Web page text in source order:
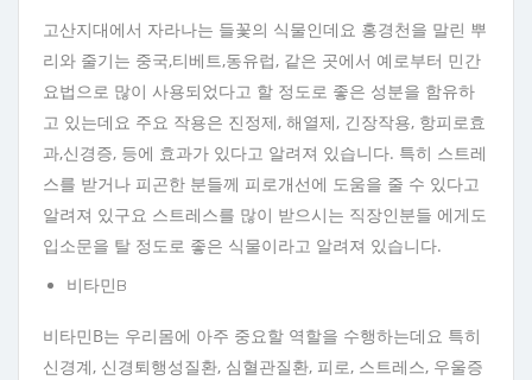
고산지대에서 자라나는 들꽃의 식물인데요 홍경천을 말린 뿌
리와 줄기는 중국,티베트,동유럽, 같은 곳에서 예로부터 민간
요법으로 많이 사용되었다고 할 정도로 좋은 성분을 함유하
고 있는데요 주요 작용은 진정제, 해열제, 긴장작용, 항피로효
과,신경증, 등에 효과가 있다고 알려져 있습니다. 특히 스트레
스를 받거나 피곤한 분들께 피로개선에 도움을 줄 수 있다고
알려져 있구요 스트레스를 많이 받으시는 직장인분들 에게도
입소문을 탈 정도로 좋은 식물이라고 알려져 있습니다.
비타민B
비타민B는 우리몸에 아주 중요할 역할을 수행하는데요 특히
신경계, 신경퇴행성질환, 심혈관질환, 피로, 스트레스, 우울증